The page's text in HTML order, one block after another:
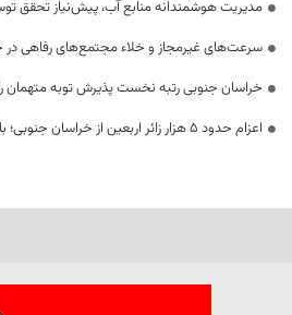
مدیریت هوشمندانه منابع آب، پیش‌نیاز تحقق
سرعت‌های غیرمجاز و خلاء مجتمع‌های رفاهی در
خراسان جنوبی رتبه نخست پذیرش توبه متهمان
اعزام حدود 5 هزار زائر اربعین از خراسان جنوبی؛ بازگشت‌ها آغاز شد